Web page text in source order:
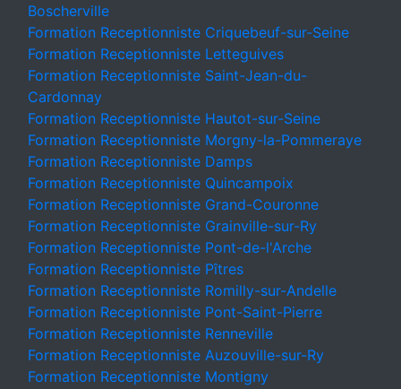
Boscherville
Formation Receptionniste Criquebeuf-sur-Seine
Formation Receptionniste Letteguives
Formation Receptionniste Saint-Jean-du-
Cardonnay
Formation Receptionniste Hautot-sur-Seine
Formation Receptionniste Morgny-la-Pommeraye
Formation Receptionniste Damps
Formation Receptionniste Quincampoix
Formation Receptionniste Grand-Couronne
Formation Receptionniste Grainville-sur-Ry
Formation Receptionniste Pont-de-l'Arche
Formation Receptionniste Pîtres
Formation Receptionniste Romilly-sur-Andelle
Formation Receptionniste Pont-Saint-Pierre
Formation Receptionniste Renneville
Formation Receptionniste Auzouville-sur-Ry
Formation Receptionniste Montigny